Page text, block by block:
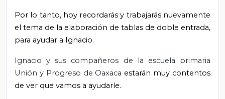
Por lo tanto, hoy recordarás y trabajarás nuevamente
el tema de la elaboración de tablas de doble entrada,
para ayudar a Ignacio.
Ignacio y sus compañeros de la escuela primaria
Unión y Progreso de Oaxaca estarán muy contentos
de ver que vamos a ayudarle.